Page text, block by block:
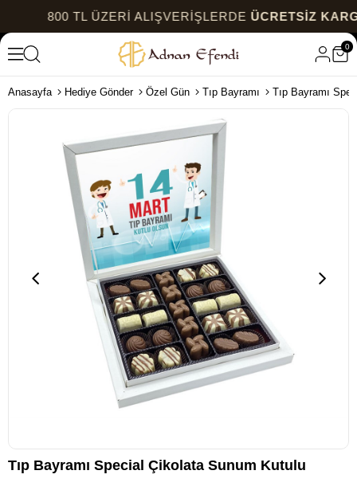
800 TL ÜZERİ ALIŞVERİŞLERDEÜCRETSİZ KARGO
0
Anasayfa Hediye Gönder Özel Gün Tıp Bayramı Tıp Bayramı
Tıp Bayramı Special Çikolata Sunum Kutulu